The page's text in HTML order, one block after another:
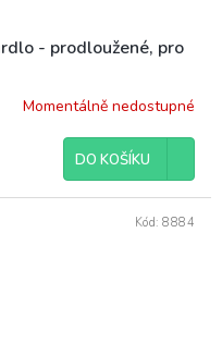
- prodloužené, pro
Momentálně nedostupné
DO KOŠÍKU
Kód: 8884